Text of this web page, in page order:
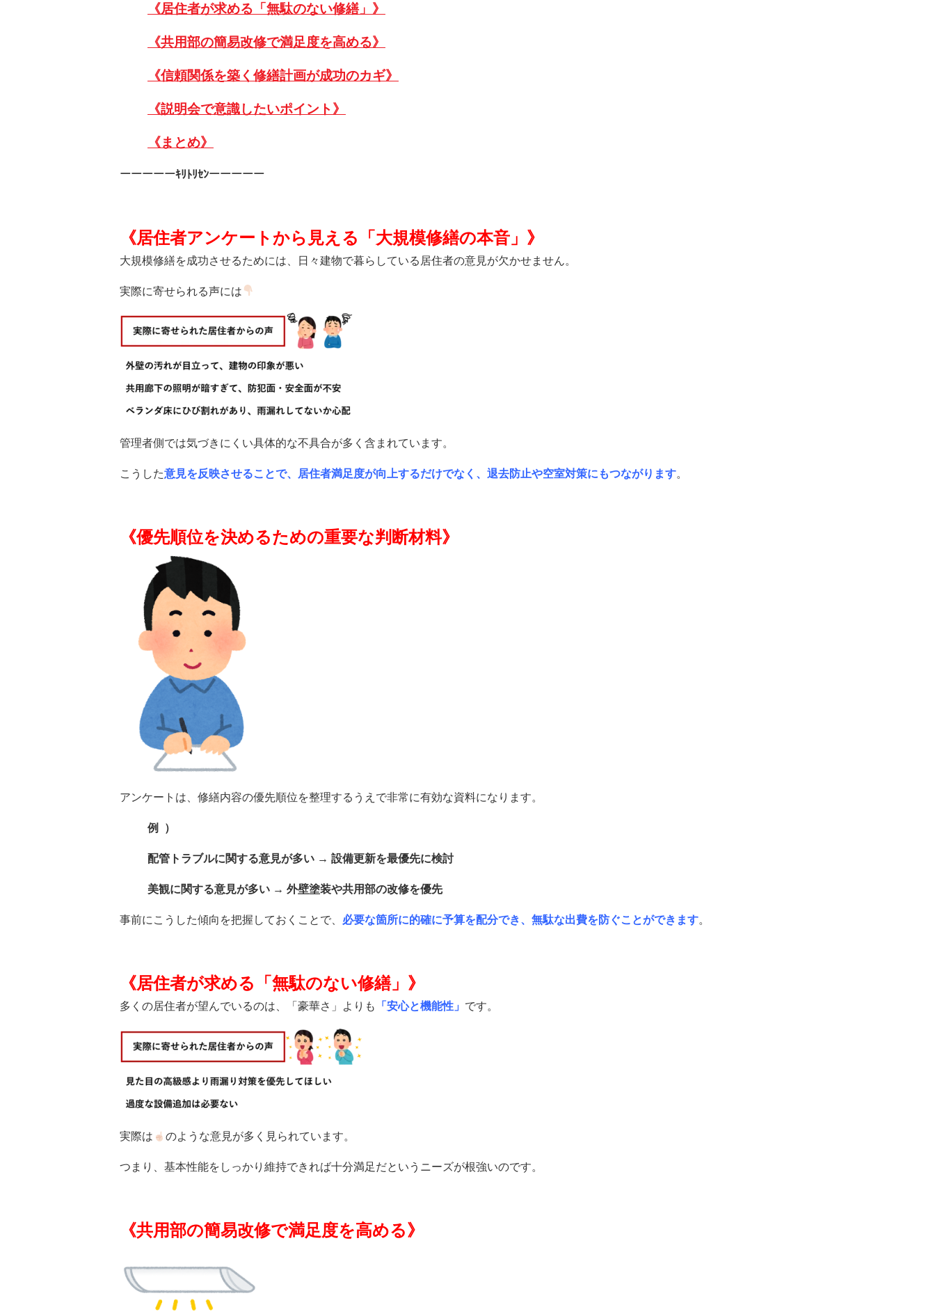
《居住者が求める「無駄のない修繕」》
《共用部の簡易改修で満足度を高める》
《信頼関係を築く修繕計画が成功のカギ》
《説明会で意識したいポイント》
《まとめ》
ーーーーーｷﾘﾄﾘｾﾝーーーーー
《居住者アンケートから見える「大規模修繕の本音」 》
大規模修繕を成功させるためには、 日々建物で暮らしている居住者の意見が欠かせません。
実際に寄せられる声には
管理者側では気づきにくい具体的な不具合が多く含まれています。
こうした意見を反映させることで、 居住者満足度が向上するだけでなく、 退去防止や空室対策にもつながります。
《優先順位を決めるための重要な判断材料》
アンケートは、修繕内容の優先順位を整理するうえで非常に有効な資料になります。
例 ）
配管トラブルに関する意見が多い → 設備更新を最優先に検討
美観に関する意見が多い → 外壁塗装や共用部の改修を優先
事前にこうした傾向を把握しておくことで、 必要な箇所に的確に予算を配分でき、 無駄な出費を防ぐことができます。
《居住者が求める「無駄のない修繕」 》
多くの居住者が望んでいるのは、 「豪華さ」よりも 「安心と機能性」 です。
実際は のような意見が多く見られています。
つまり、基本性能をしっかり維持できれば十分満足だというニーズが根強いのです。
《共用部の簡易改修で満足度を高める》